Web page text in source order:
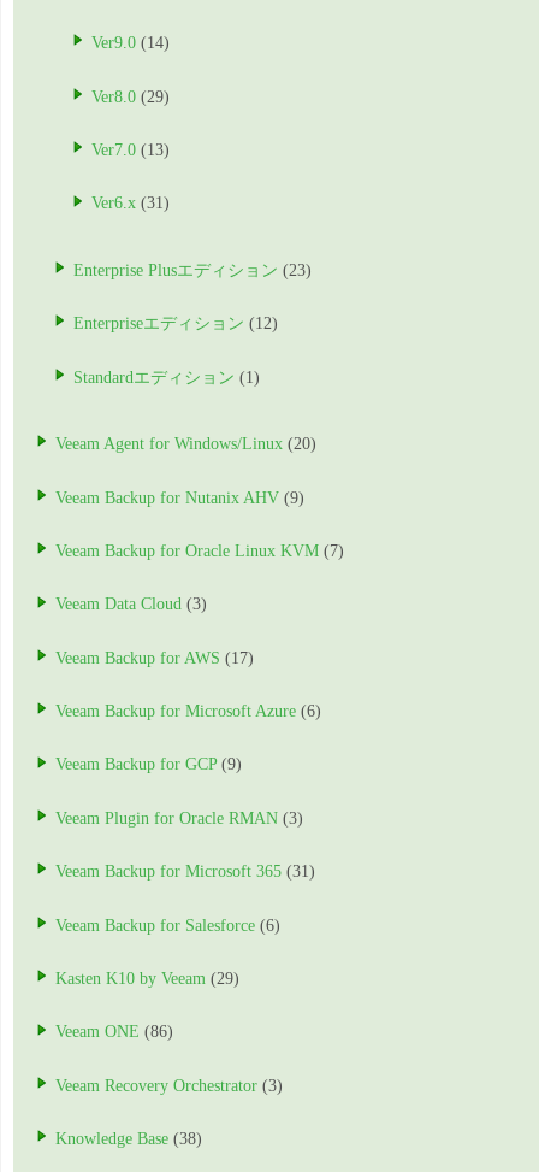
Ver9.0 (14)
Ver8.0 (29)
Ver7.0 (13)
Ver6.x (31)
Enterprise Plusエディション (23)
Enterpriseエディション (12)
Standardエディション (1)
Veeam Agent for Windows/Linux (20)
Veeam Backup for Nutanix AHV (9)
Veeam Backup for Oracle Linux KVM (7)
Veeam Data Cloud (3)
Veeam Backup for AWS (17)
Veeam Backup for Microsoft Azure (6)
Veeam Backup for GCP(9)
Veeam Plugin for Oracle RMAN (3)
Veeam Backup for Microsoft 365 (31)
Veeam Backup for Salesforce (6)
Kasten K10 by Veeam (29)
Veeam ONE (86)
Veeam Recovery Orchestrator (3)
Knowledge Base (38)